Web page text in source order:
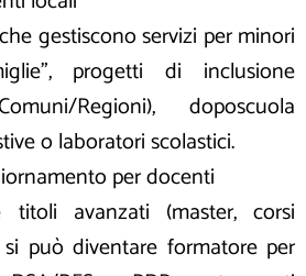
gestiscono servizi per minori
progetti di inclusione
Regioni), doposcuola
o laboratori scolastici.
per docenti
titoli avanzati (master, corsi
si può diventare formatore per